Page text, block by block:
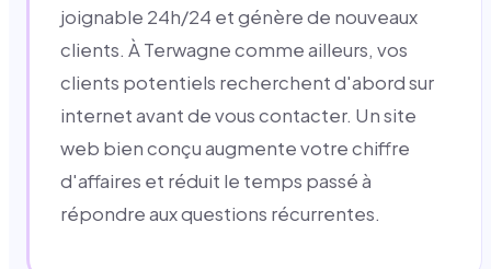
joignable 24h/24 et génère de nouveaux
clients. À Terwagne comme ailleurs, vos
clients potentiels recherchent d'abord sur
internet avant de vous contacter. Un site
web bien conçu augmente votre chiffre
d'affaires et réduit le temps passé à
répondre aux questions récurrentes.